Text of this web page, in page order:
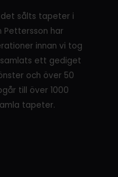
det sålts tapeter i
Pettersson har
innan vi tog
ett gediget
och över 50
till över 1000
tapeter.